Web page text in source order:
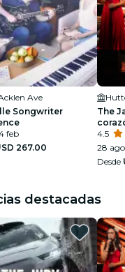
Ave
Songwriter
feb
267.00
The
4.5
28
Desde
destacadas